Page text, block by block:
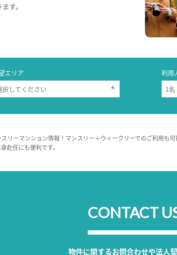
す。
エリア 利用
リーマンション情報！マンスリー＋ウィークリーでのご利用も
赴任にも便利です。
CONTACT
物件に関するお問合わせや法人契